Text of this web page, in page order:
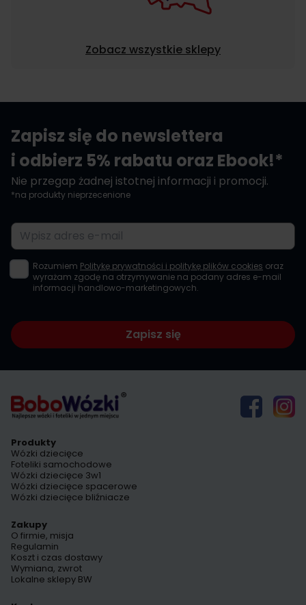
Zobacz wszystkie sklepy
Zapisz się do newslettera
i odbierz 5% rabatu oraz Ebook!*
Nie przegap żadnej istotnej informacji i promocji.
*na produkty nieprzecenione
Adres e-mail
Rozumiem Politykę prywatności i politykę plików cookies oraz
wyrażam zgodę na otrzymywanie na podany adres e-mail
informacji handlowo-marketingowych.
Zapisz się
Produkty
Wózki dziecięce
Foteliki samochodowe
Wózki dziecięce 3w1
Wózki dziecięce spacerowe
Wózki dziecięce bliźniacze
Zakupy
O firmie, misja
Regulamin
Koszt i czas dostawy
Wymiana, zwrot
Lokalne sklepy BW